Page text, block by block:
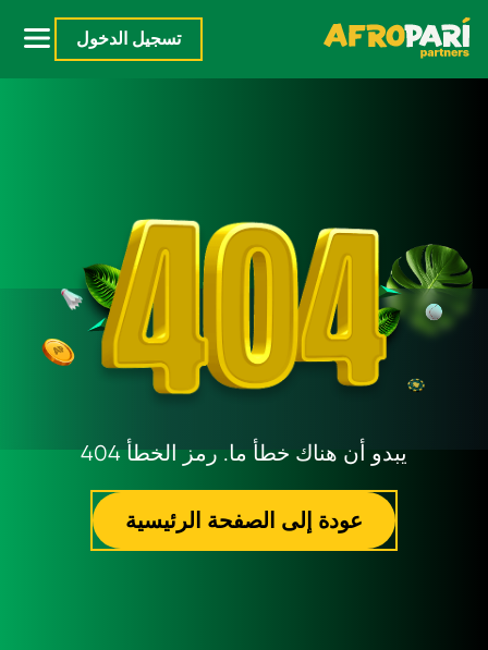
تسجيل الدخول
يبدو أن هناك خطأ ما. رمز الخطأ 404
عودة إلى الصفحة الرئيسية